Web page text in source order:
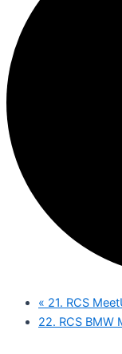
« 21. RCS
22. RCS BMW